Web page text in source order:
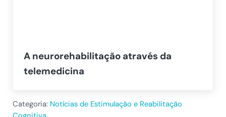
A neurorehabilitação através da
telemedicina
Categoria: Notícias de Estimulação e Reabilitação